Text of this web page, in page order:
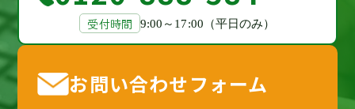
受付時間 9:00～17:00（平日のみ）
お問い合わせフォーム